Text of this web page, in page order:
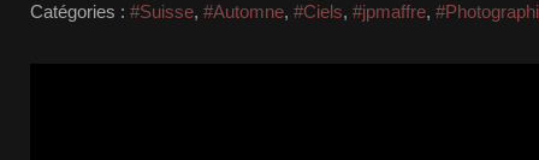
Catégories : #Suisse, #Automne, #Ciels, #jpmaffre,